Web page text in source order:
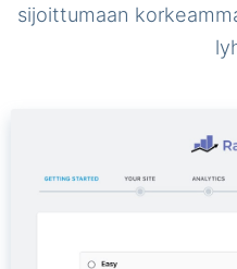
sijoittumaan